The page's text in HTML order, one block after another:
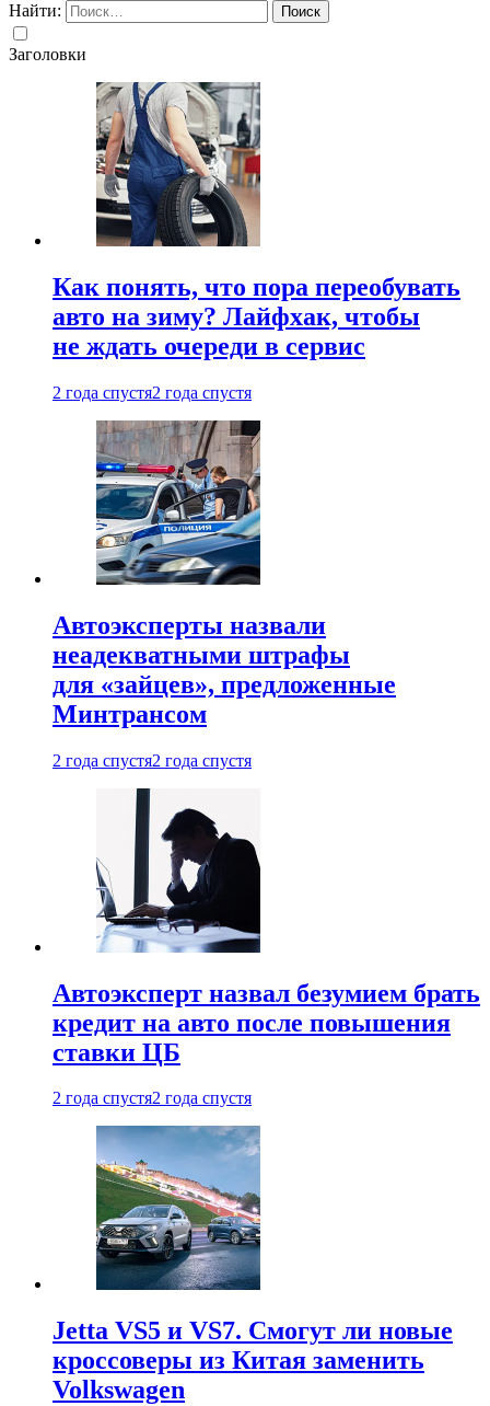
Найти:
Заголовки
Как понять, что пора переобувать
авто на зиму? Лайфхак, чтобы
не ждать очереди в сервис
2 года спустя2 года спустя
Автоэксперты назвали
неадекватными штрафы
для «зайцев», предложенные
Минтрансом
2 года спустя2 года спустя
Автоэксперт назвал безумием брать
кредит на авто после повышения
ставки ЦБ
2 года спустя2 года спустя
Jetta VS5 и VS7. Смогут ли новые
кроссоверы из Китая заменить
Volkswagen